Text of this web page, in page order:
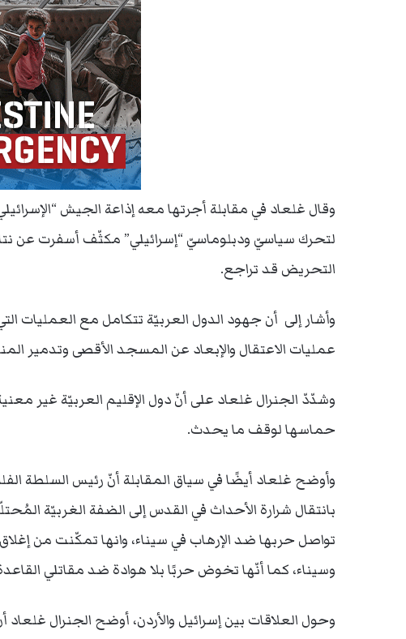
وقال غلعاد في مقابلة أجرتها معه إذاعة الجيش
لتحرك سياسيّ ودبلوماسيّ “إسرائيلي” مكثّف أسفرت عن
التحريض قد تراجع.
وأشار إلى أن جهود الدول العربيّة تتكامل مع العمليات
عمليات الاعتقال والإبعاد عن المسجد الأقصى وتدمير
وشدّدّ الجنرال غلعاد على أنّ دول الإقليم العربيّة غير
حماسها لوقف ما يحدث.
وأوضح غلعاد أيضًا في سياق المقابلة أنّ رئيس السلطة
بانتقال شرارة الأحداث في القدس إلى الضفة الغربيّة
وسيناء، كما أنّها تخوض حربًا بلا هوادة ضد مقاتلي
وحول العلاقات بين إسرائيل والأردن، أوضح الجنرال غلعاد